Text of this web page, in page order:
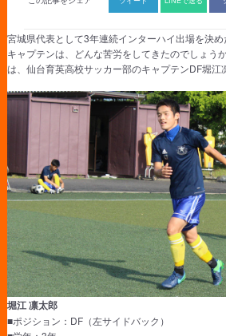
宮城県代表として3年連続インターハイ出場を決
キャプテンは、どんな苦労をしてきたのでしょう
は、仙台育英高校サッカー部のキャプテンDF堀江
堀江 凛太郎
■ポジション：DF（左サイドバック）